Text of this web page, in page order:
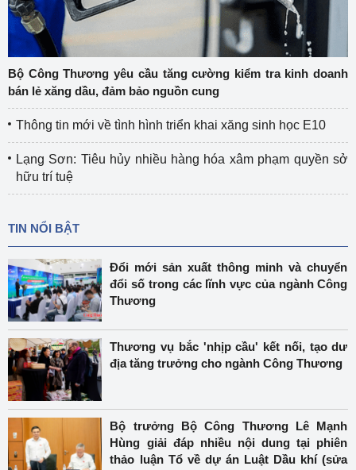
Bộ Công Thương yêu cầu tăng cường kiểm tra kinh doanh
bán lẻ xăng dầu, đảm bảo nguồn cung
Thông tin mới về tình hình triển khai xăng sinh học E10
Lạng Sơn: Tiêu hủy nhiều hàng hóa xâm phạm quyền sở
hữu trí tuệ
TIN NỔI BẬT
Đổi mới sản xuất thông minh và chuyển
đổi số trong các lĩnh vực của ngành Công
Thương
Thương vụ bắc 'nhịp cầu' kết nối, tạo dư
địa tăng trưởng cho ngành Công Thương
Bộ trưởng Bộ Công Thương Lê Mạnh
Hùng giải đáp nhiều nội dung tại phiên
thảo luận Tổ về dự án Luật Dầu khí (sửa